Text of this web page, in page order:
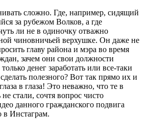
сложно. Где, например, сидящий
за рубежом Волков, а где
ли не в одиночку отважно
чиновничьей верхушке. Он даже не
главу района и мэра во время
зачем они свои должности
денег заработать или все-таки
полезного? Вот так прямо их и
в глаза! Это неважно, что те в
стали, сочтя вопрос чисто
данного гражданского подвига
Инстаграм.